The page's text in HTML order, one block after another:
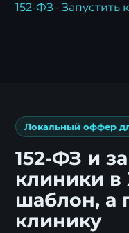
152-ФЗ ·Запустить
Локальный оффер
152-ФЗ и
клиники в
шаблон, а
клинику
Я согласен с